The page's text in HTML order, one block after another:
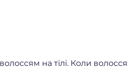
на тілі. Коли